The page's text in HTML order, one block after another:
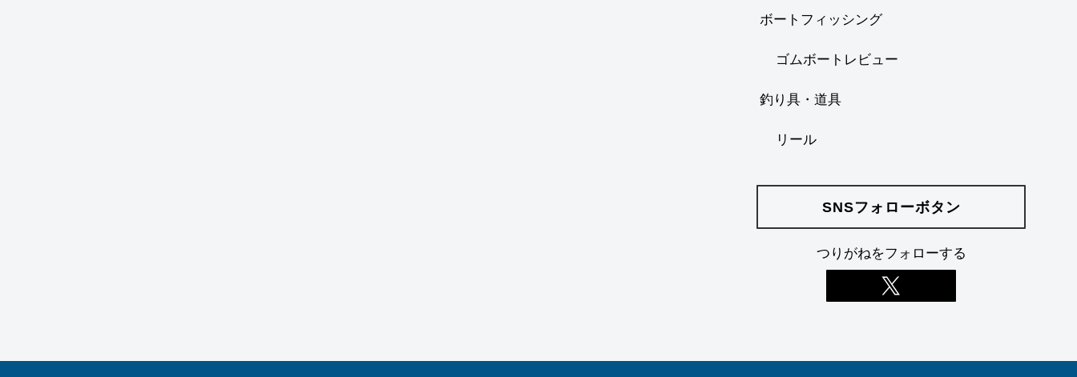
ボートフィッシング
ゴムボートレビュー
釣り具・道具
リール
SNSフォローボタン
つりがねをフォローする